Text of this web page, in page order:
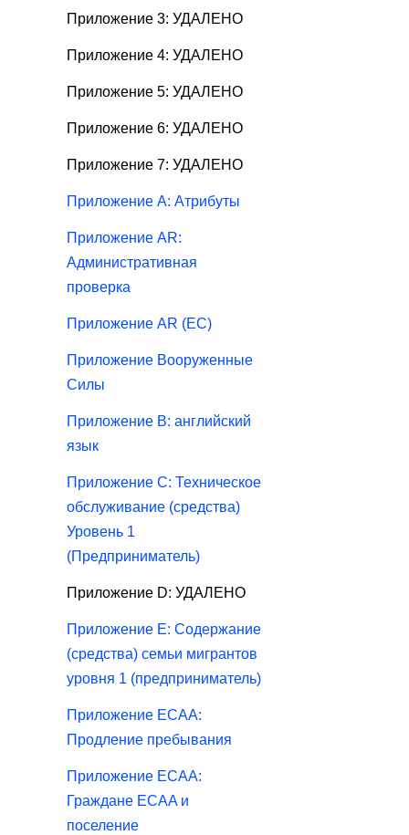
Приложение 3: УДАЛЕНО
Приложение 4: УДАЛЕНО
Приложение 5: УДАЛЕНО
Приложение 6: УДАЛЕНО
Приложение 7: УДАЛЕНО
Приложение A: Атрибуты
Приложение AR:
Административная
проверка
Приложение AR (ЕС)
Приложение Вооруженные
Силы
Приложение B: английский
язык
Приложение C: Техническое
обслуживание (средства)
Уровень 1
(Предприниматель)
Приложение D: УДАЛЕНО
Приложение E: Содержание
(средства) семьи мигрантов
уровня 1 (предприниматель)
Приложение ECAA:
Продление пребывания
Приложение ECAA:
Граждане ECAA и
поселение